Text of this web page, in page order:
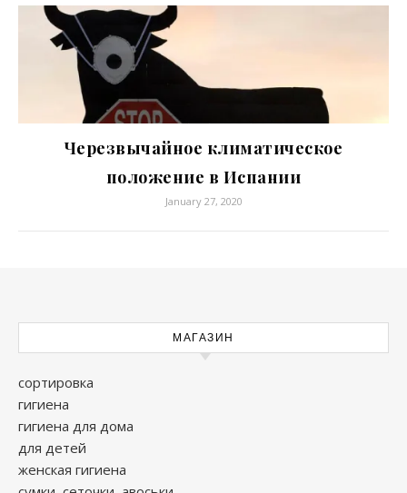
Черезвычайное климатическое
положение в Испании
January 27, 2020
МАГАЗИН
сортировка
гигиена
гигиена для дома
для детей
женская гигиена